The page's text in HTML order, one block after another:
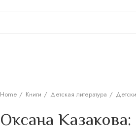
Home Книги Детская литература
Оксана